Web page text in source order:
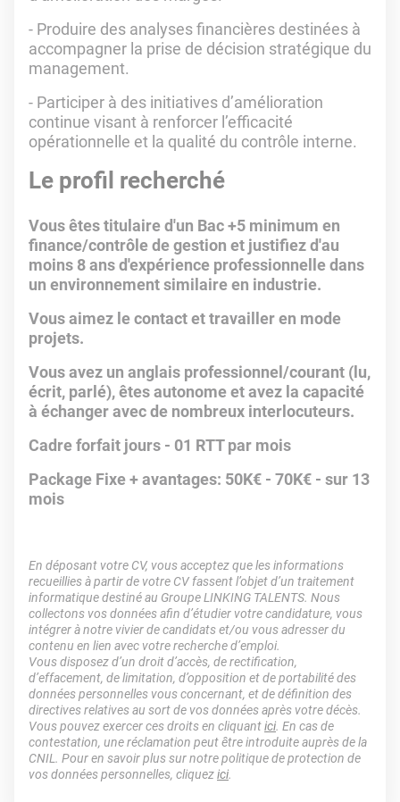
- Produire des analyses financières destinées à
accompagner la prise de décision stratégique du
management.
- Participer à des initiatives d’amélioration
continue visant à renforcer l’efficacité
opérationnelle et la qualité du contrôle interne.
Le profil recherché
Vous êtes titulaire d'un Bac +5 minimum en
finance/contrôle de gestion et justifiez d'au
moins 8 ans d'expérience professionnelle dans
un environnement similaire en industrie.
Vous aimez le contact et travailler en mode
projets.
Vous avez un anglais professionnel/courant (lu,
écrit, parlé), êtes autonome et avez la capacité
à échanger avec de nombreux interlocuteurs.
Cadre forfait jours - 01 RTT par mois
Package Fixe + avantages: 50K€ - 70K€ - sur 13
mois
En déposant votre CV, vous acceptez que les informations
recueillies à partir de votre CV fassent l’objet d’un traitement
informatique destiné au Groupe LINKING TALENTS. Nous
collectons vos données afin d’étudier votre candidature, vous
intégrer à notre vivier de candidats et/ou vous adresser du
contenu en lien avec votre recherche d’emploi.
Vous disposez d’un droit d’accès, de rectification,
d’effacement, de limitation, d’opposition et de portabilité des
données personnelles vous concernant, et de définition des
directives relatives au sort de vos données après votre décès.
Vous pouvez exercer ces droits en cliquantici. En cas de
contestation, une réclamation peut être introduite auprès de la
CNIL. Pour en savoir plus sur notre politique de protection de
vos données personnelles, cliquezici.